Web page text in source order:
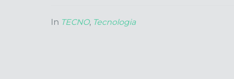
In TECNO, Tecnologia